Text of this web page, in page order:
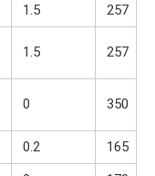
1.5
257
1.5 257
0 350
0.2
165